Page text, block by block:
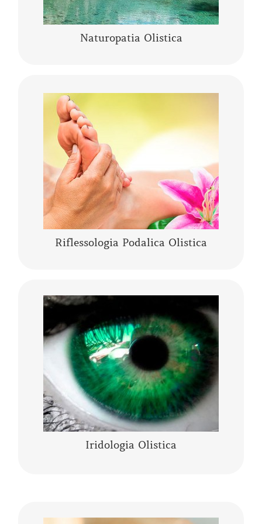
Naturopatia Olistica
Riflessologia Podalica Olistica
La riflessologia podalica olistica è uno
strumento sia di analisi che di trattamento. I
piedi pur essendo una piccola parte del corpo
umano, rappresentano l’individuo nella sua
……
CONTINUA A LEGGERE
Iridologia Olistica
L’Iridologia Olistica è “l’arte” che osserva i
segni, le anomalie, i fenomeni, i colori e le
architetture dell’occhio, per comprendere lo
stato fisico…..
CONTINUA A LEGGERE